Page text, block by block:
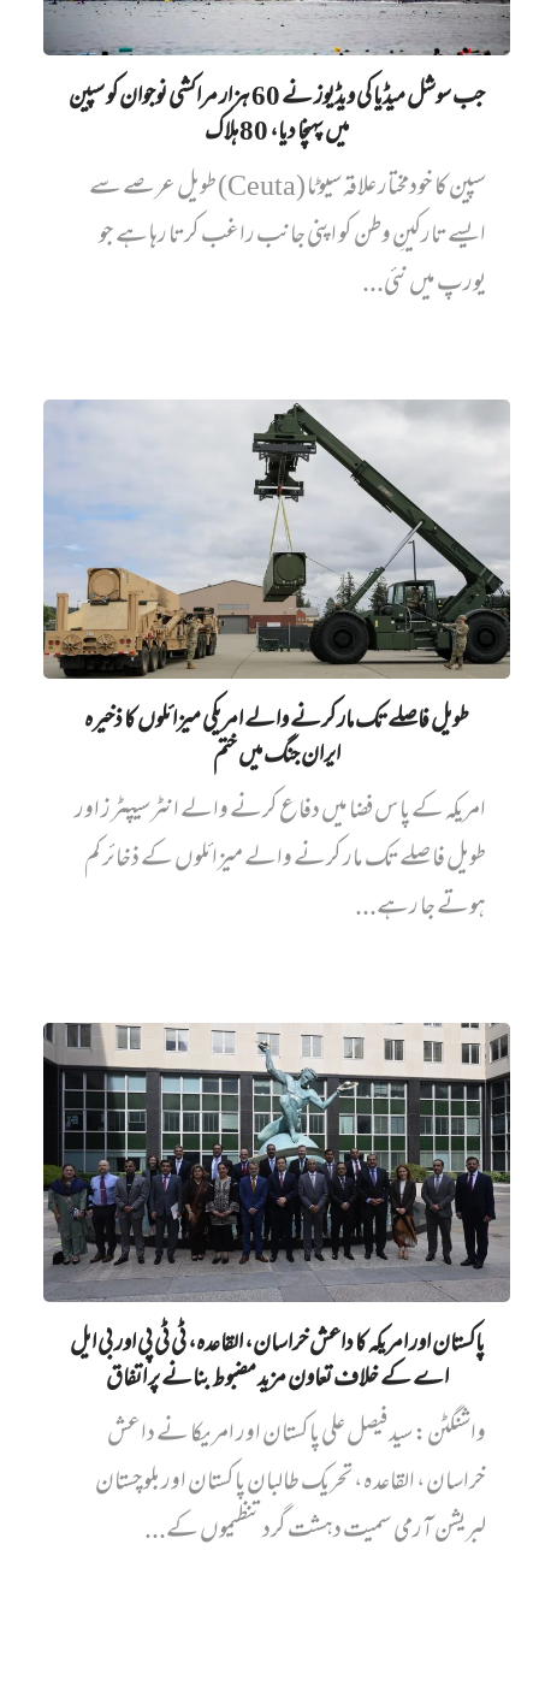
جب سوشل میڈیا کی ویڈیوز نے 60 ہزار مراکشی نوجوان کو سپین
میں پہنچا دیا، 80 ہلاک
سپین کا خودمختار علاقہ سیوٹا (Ceuta) طویل عرصے سے
ایسے تارکینِ وطن کو اپنی جانب راغب کرتا رہا ہے جو
یورپ میں نئی...
طویل فاصلے تک مار کرنے والے امریکی میزائلوں کا ذخیرہ
ایران جنگ میں‌ ختم
امریکہ کے پاس فضا میں دفاع کرنے والے انٹرسیپٹرز اور
طویل فاصلے تک مار کرنے والے میزائلوں کے ذخائر کم
ہوتے جا رہے...
پاکستان اور امریکہ کا داعش خراسان، القاعدہ، ٹی ٹی پی اور بی ایل
اے کے خلاف تعاون مزید مضبوط بنانے پر اتفاق
واشنگٹن: سید فیصل علی پاکستان اور امریکا نے داعش
خراسان، القاعدہ، تحریک طالبان پاکستان اور بلوچستان
لبریشن آرمی سمیت دہشت گرد تنظیموں کے...